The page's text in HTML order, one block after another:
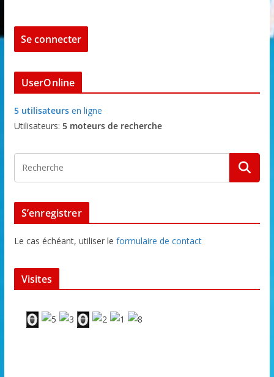
UserOnline
5 utilisateursen ligne
Utilisateurs: 5 moteurs de recherche
S’enregistrer
Le cas échéant, utiliser le formulaire de contact
Visites